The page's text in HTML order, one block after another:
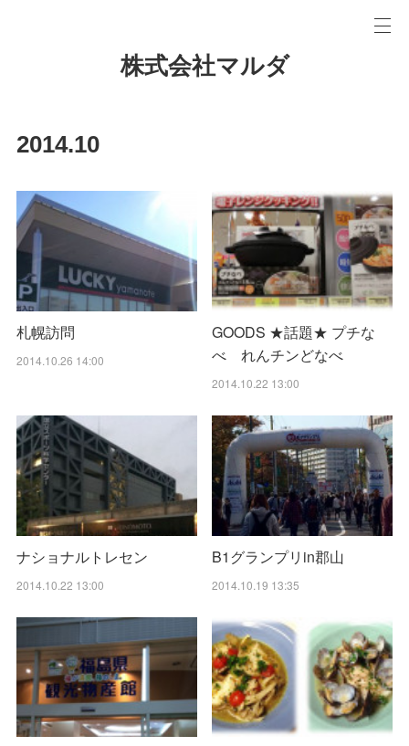
株式会社マルダ
2014.10
札幌訪問
2014.10.26 14:00
GOODS ★話題★ プチな
べ れんチンどなべ
2014.10.22 13:00
ナショナルトレセン
2014.10.22 13:00
B1グランプリin郡山
2014.10.19 13:35